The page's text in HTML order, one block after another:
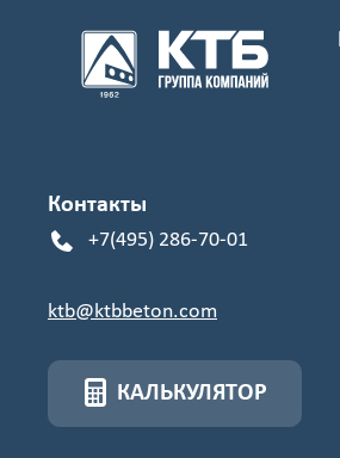
Контакты
+7(495) 286-70-01
ktb@ktbbeton.com
КАЛЬКУЛЯТОР